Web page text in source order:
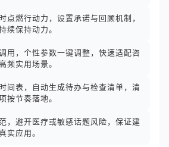
点燃行动力，设置承诺与回顾机制，
续保持动力。
用，个性参数一键调整，快速适配咨
频实用场景。
间表，自动生成待办与检查清单，清
按节奏落地。
，避开医疗或敏感话题风险，保证建
实应用。